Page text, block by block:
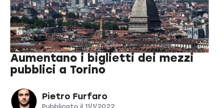
Aumentano i biglietti dei mezzi
pubblici a Torino
Pietro Furfaro
Pubblicato il 11/1/2022